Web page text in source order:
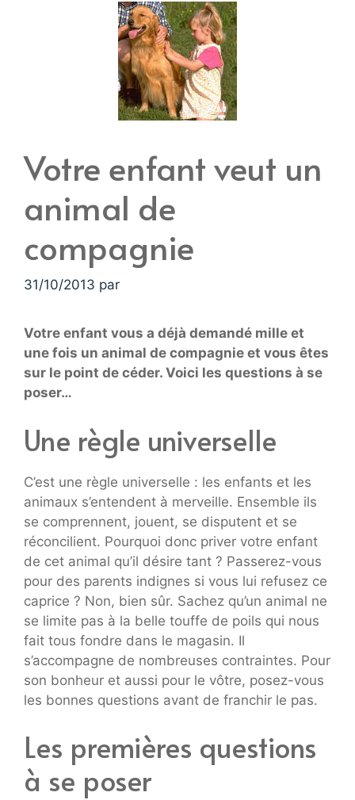
Votre enfant veut un
animal de
compagnie
31/10/2013 par
Votre enfant vous a déjà demandé mille et
une fois un animal de compagnie et vous êtes
sur le point de céder. Voici les questions à se
poser…
Une règle universelle
C’est une règle universelle : les enfants et les
animaux s’entendent à merveille. Ensemble ils
se comprennent, jouent, se disputent et se
réconcilient. Pourquoi donc priver votre enfant
de cet animal qu’il désire tant ? Passerez-vous
pour des parents indignes si vous lui refusez ce
caprice ? Non, bien sûr. Sachez qu’un animal ne
se limite pas à la belle touffe de poils qui nous
fait tous fondre dans le magasin. Il
s’accompagne de nombreuses contraintes. Pour
son bonheur et aussi pour le vôtre, posez-vous
les bonnes questions avant de franchir le pas.
Les premières questions
à se poser